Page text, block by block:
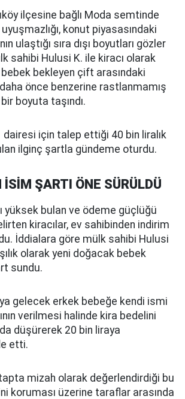
ilçesine bağlı Moda semtinde
konut piyasasındaki
ulaştığı sıra dışı boyutları gözler
sahibi Hulusi K. ile kiracı olarak
bekleyen çift arasındaki
önce benzerine rastlanmamış
boyuta taşındı.
dairesi için talep ettiği 40 bin liralık
ilginç şartla gündeme oturdu.
İSİM ŞARTI ÖNE SÜRÜLDÜ
yüksek bulan ve ödeme güçlüğü
kiracılar, ev sahibinden indirim
İddialara göre mülk sahibi Hulusi
olarak yeni doğacak bebek
sundu.
gelecek erkek bebeğe kendi ismi
verilmesi halinde kira bedelini
düşürerek 20 bin liraya
etti.
mizah olarak değerlendirdiği bu
koruması üzerine taraflar arasında